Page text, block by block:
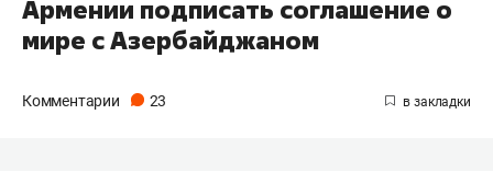
Армении подписать соглашение о
мире с Азербайджаном
Комментарии 23